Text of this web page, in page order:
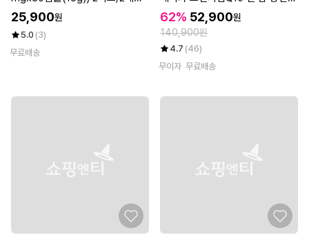
분/코엔자임Q10/항산화/비타민B
25,900원
5.0 (3)
무료배송
높은 혈압 케어 60캡슐 총 7개(14
개월)
62% 52,900원
140,900원
4.7 (46)
무이자 무료배송